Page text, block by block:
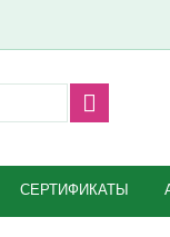
СЕРТИФИКАТЫ